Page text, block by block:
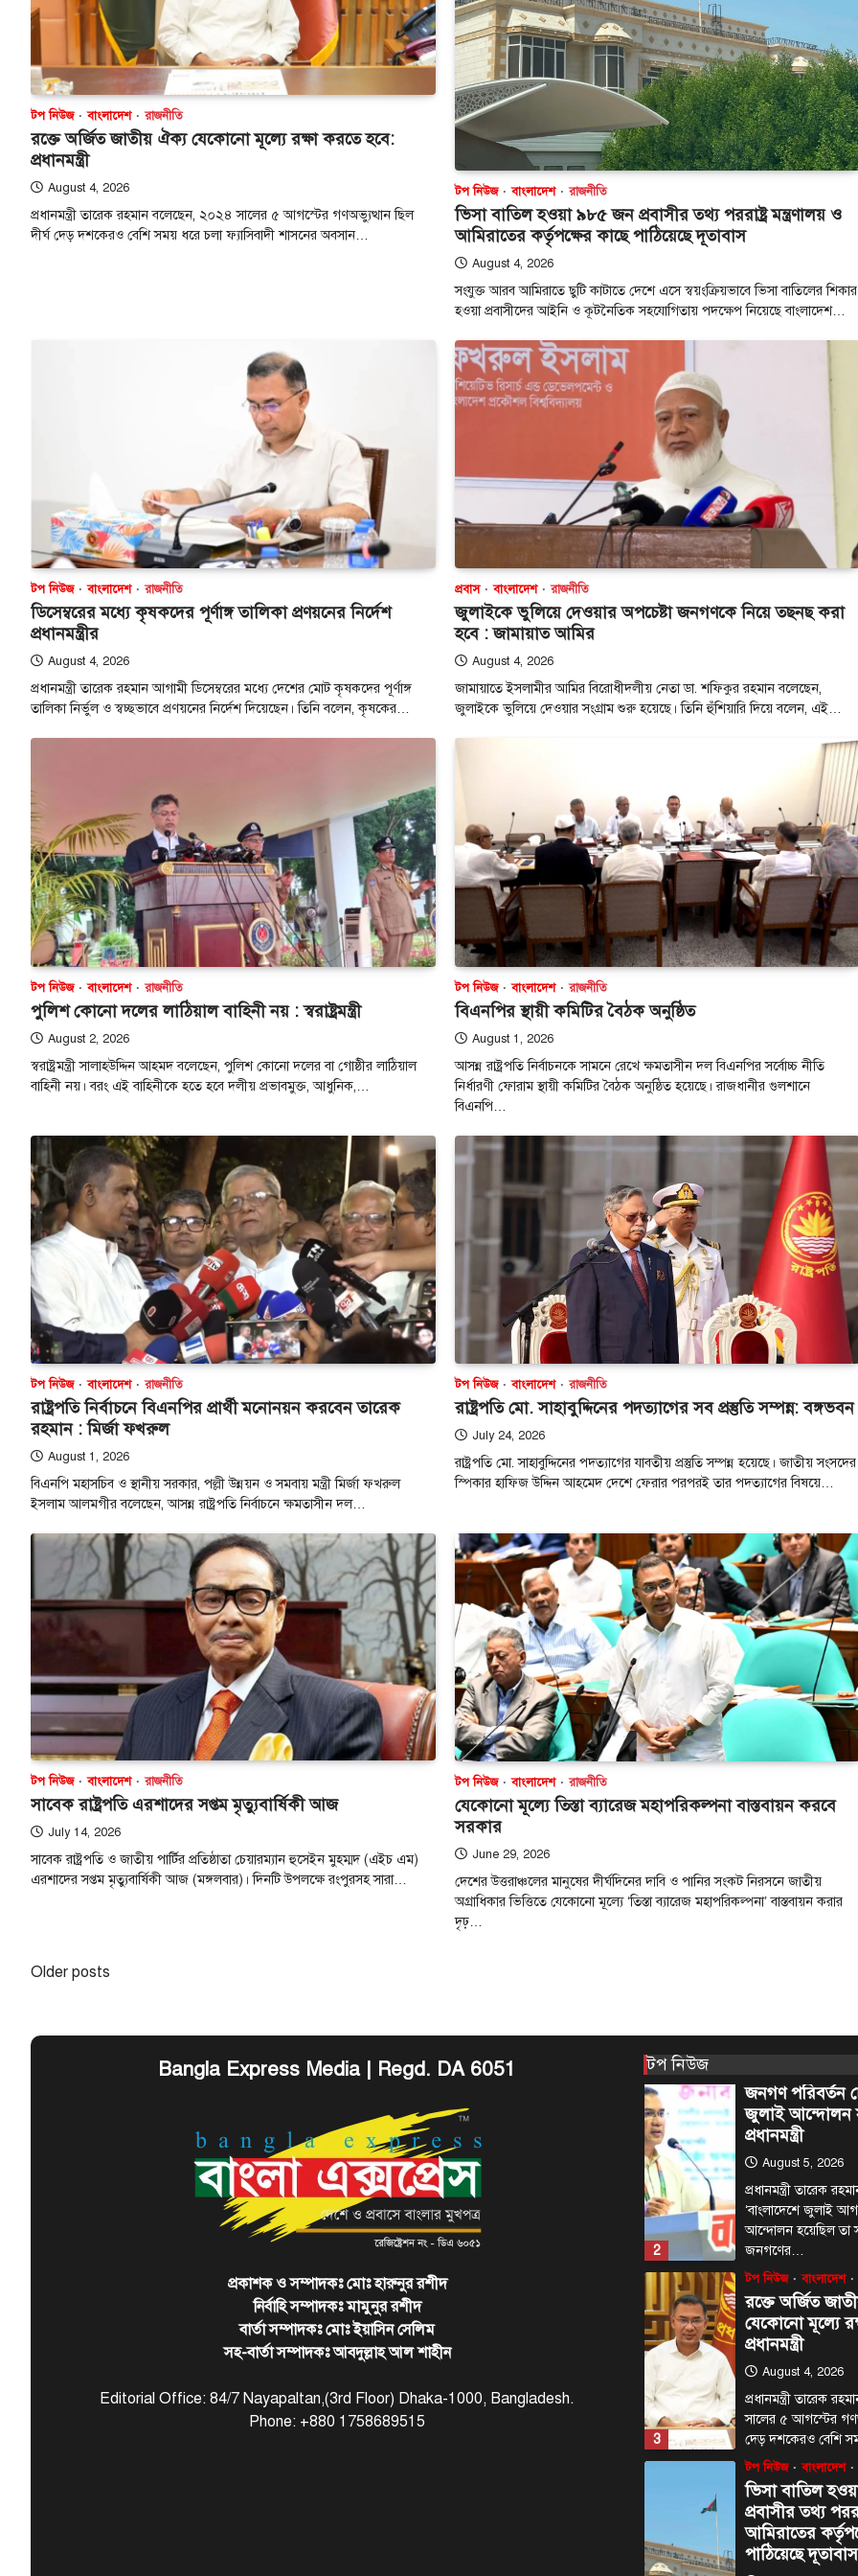
টপ নিউজ বাংলাদেশ রাজনীতি
রক্তে অর্জিত জাতীয় ঐক্য যেকোনো মূল্যে রক্ষা করতে হবে:
প্রধানমন্ত্রী
August 4, 2026
প্রধানমন্ত্রী তারেক রহমান বলেছেন, ২০২৪ সালের ৫ আগস্টের গণঅভ্যুত্থান ছিল
দীর্ঘ দেড় দশকেরও বেশি সময় ধরে চলা ফ্যাসিবাদী শাসনের অবসান…
টপ নিউজ বাংলাদেশ রাজনীতি
ভিসা বাতিল হওয়া ৯৮৫ জন প্রবাসীর তথ্য পররাষ্ট্র মন্ত্রণালয় ও
আমিরাতের কর্তৃপক্ষের কাছে পাঠিয়েছে দূতাবাস
August 4, 2026
সংযুক্ত আরব আমিরাতে ছুটি কাটাতে দেশে এসে স্বয়ংক্রিয়ভাবে ভিসা বাতিলের শিকার
হওয়া প্রবাসীদের আইনি ও কূটনৈতিক সহযোগিতায় পদক্ষেপ নিয়েছে বাংলাদেশ…
টপ নিউজ বাংলাদেশ রাজনীতি
ডিসেম্বরের মধ্যে কৃষকদের পূর্ণাঙ্গ তালিকা প্রণয়নের নির্দেশ
প্রধানমন্ত্রীর
August 4, 2026
প্রধানমন্ত্রী তারেক রহমান আগামী ডিসেম্বরের মধ্যে দেশের মোট কৃষকদের পূর্ণাঙ্গ
তালিকা নির্ভুল ও স্বচ্ছভাবে প্রণয়নের নির্দেশ দিয়েছেন। তিনি বলেন, কৃষকের…
প্রবাস বাংলাদেশ রাজনীতি
জুলাইকে ভুলিয়ে দেওয়ার অপচেষ্টা জনগণকে নিয়ে তছনছ করা
হবে : জামায়াত আমির
August 4, 2026
জামায়াতে ইসলামীর আমির বিরোধীদলীয় নেতা ডা. শফিকুর রহমান বলেছেন,
জুলাইকে ভুলিয়ে দেওয়ার সংগ্রাম শুরু হয়েছে। তিনি হুঁশিয়ারি দিয়ে বলেন, এই…
টপ নিউজ বাংলাদেশ রাজনীতি
পুলিশ কোনো দলের লাঠিয়াল বাহিনী নয় : স্বরাষ্ট্রমন্ত্রী
August 2, 2026
স্বরাষ্ট্রমন্ত্রী সালাহউদ্দিন আহমদ বলেছেন, পুলিশ কোনো দলের বা গোষ্ঠীর লাঠিয়াল
বাহিনী নয়। বরং এই বাহিনীকে হতে হবে দলীয় প্রভাবমুক্ত, আধুনিক,…
টপ নিউজ বাংলাদেশ রাজনীতি
বিএনপির স্থায়ী কমিটির বৈঠক অনুষ্ঠিত
August 1, 2026
আসন্ন রাষ্ট্রপতি নির্বাচনকে সামনে রেখে ক্ষমতাসীন দল বিএনপির সর্বোচ্চ নীতি
নির্ধারণী ফোরাম স্থায়ী কমিটির বৈঠক অনুষ্ঠিত হয়েছে। রাজধানীর গুলশানে
বিএনপি…
টপ নিউজ বাংলাদেশ রাজনীতি
রাষ্ট্রপতি নির্বাচনে বিএনপির প্রার্থী মনোনয়ন করবেন তারেক
রহমান : মির্জা ফখরুল
August 1, 2026
বিএনপি মহাসচিব ও স্থানীয় সরকার, পল্লী উন্নয়ন ও সমবায় মন্ত্রী মির্জা ফখরুল
ইসলাম আলমগীর বলেছেন, আসন্ন রাষ্ট্রপতি নির্বাচনে ক্ষমতাসীন দল…
টপ নিউজ বাংলাদেশ রাজনীতি
রাষ্ট্রপতি মো. সাহাবুদ্দিনের পদত্যাগের সব প্রস্তুতি সম্পন্ন: বঙ্গভবন
July 24, 2026
রাষ্ট্রপতি মো. সাহাবুদ্দিনের পদত্যাগের যাবতীয় প্রস্তুতি সম্পন্ন হয়েছে। জাতীয় সংসদের
স্পিকার হাফিজ উদ্দিন আহমেদ দেশে ফেরার পরপরই তার পদত্যাগের বিষয়ে…
টপ নিউজ বাংলাদেশ রাজনীতি
সাবেক রাষ্ট্রপতি এরশাদের সপ্তম মৃত্যুবার্ষিকী আজ
July 14, 2026
সাবেক রাষ্ট্রপতি ও জাতীয় পার্টির প্রতিষ্ঠাতা চেয়ারম্যান হুসেইন মুহম্মদ (এইচ এম)
এরশাদের সপ্তম মৃত্যুবার্ষিকী আজ (মঙ্গলবার)। দিনটি উপলক্ষে রংপুরসহ সারা…
টপ নিউজ বাংলাদেশ রাজনীতি
যেকোনো মূল্যে তিস্তা ব্যারেজ মহাপরিকল্পনা বাস্তবায়ন করবে
সরকার
June 29, 2026
দেশের উত্তরাঞ্চলের মানুষের দীর্ঘদিনের দাবি ও পানির সংকট নিরসনে জাতীয়
অগ্রাধিকার ভিত্তিতে যেকোনো মূল্যে ‘তিস্তা ব্যারেজ মহাপরিকল্পনা’ বাস্তবায়ন করার
দৃঢ়…
Posts
Older posts
Bangla Express Media | Regd. DA 6051
প্রকাশক ও সম্পাদকঃ মোঃ হারুনুর রশীদ
নির্বাহি সম্পাদকঃ মামুনুর রশীদ
বার্তা সম্পাদকঃ মোঃ ইয়াসিন সেলিম
সহ-বার্তা সম্পাদকঃ আবদুল্লাহ আল শাহীন
Editorial Office: 84/7 Nayapaltan,(3rd Floor) Dhaka-1000, Bangladesh.
Phone: +880 1758689515
টপ নিউজ
3
টপ নিউজ বাংলাদেশ
রক্তে অর্জিত
যেকোনো মূল্যে
প্রধানমন্ত্রী
August 4, 2026
প্রধানমন্ত্রী তারেক
দেড় দশকেরও বেশি
4
ভিসা বাতিল
প্রবাসীর তথ্য
August 4, 2026
সংযুক্ত আরব আমিরাতে
এসে স্বয়ংক্রিয়ভাবে
হওয়া প্রবাসীদের
টপ নিউজ বাংলাদেশ
ডিসেম্বরের মধ্যে
তালিকা প্রণয়নের
প্রধানমন্ত্রীর
August 4, 2026
প্রধানমন্ত্রী তারেক
পূর্ণাঙ্গ তালিকা নির্ভুল ও
1
এক্সপো ২০২৫
প্যাভিলিয়ন টিমের
প্রেসিডেন্ট মহামান্য
2
জনগণ পরিবর্তন
জুলাই আন্দোলন
প্রধানমন্ত্রী
August 5, 2026
প্রধানমন্ত্রী তারেক
‘বাংলাদেশে জুলাই
আন্দোলন হয়েছিল তা
জনগণের…
3
টপ নিউজ বাংলাদেশ
রক্তে অর্জিত
যেকোনো মূল্যে
প্রধানমন্ত্রী
August 4, 2026
প্রধানমন্ত্রী তারেক
সালের ৫ আগস্টের
দেড় দশকেরও বেশি
টপ নিউজ বাংলাদেশ
ভিসা বাতিল
প্রবাসীর তথ্য
আমিরাতের
পাঠিয়েছে দূতাবাস